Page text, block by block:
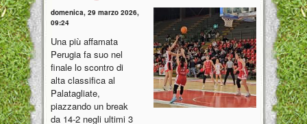
domenica, 29 marzo 2026,
09:24
Una più affamata
Perugia fa suo nel
finale lo scontro di
alta classifica al
Palatagliate,
piazzando un break
da 14-2 negli ultimi 3